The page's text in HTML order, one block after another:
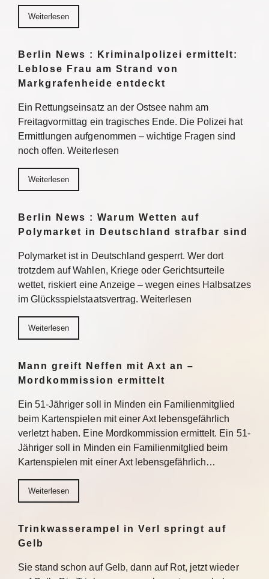
Weiterlesen
Berlin News : Kriminalpolizei ermittelt:
Leblose Frau am Strand von
Markgrafenheide entdeckt
Ein Rettungseinsatz an der Ostsee nahm am
Freitagvormittag ein tragisches Ende. Die Polizei hat
Ermittlungen aufgenommen – wichtige Fragen sind
noch offen. Weiterlesen
Weiterlesen
Berlin News : Warum Wetten auf
Polymarket in Deutschland strafbar sind
Polymarket ist in Deutschland gesperrt. Wer dort
trotzdem auf Wahlen, Kriege oder Gerichtsurteile
wettet, riskiert eine Anzeige – wegen eines Halbsatzes
im Glücksspielstaatsvertrag. Weiterlesen
Weiterlesen
Mann greift Neffen mit Axt an –
Mordkommission ermittelt
Ein 51-Jähriger soll in Minden ein Familienmitglied
beim Kartenspielen mit einer Axt lebensgefährlich
verletzt haben. Eine Mordkommission ermittelt. Ein 51-
Jähriger soll in Minden ein Familienmitglied beim
Kartenspielen mit einer Axt lebensgefährlich…
Weiterlesen
Trinkwasserampel in Verl springt auf
Gelb
Sie stand schon auf Gelb, dann auf Rot, jetzt wieder